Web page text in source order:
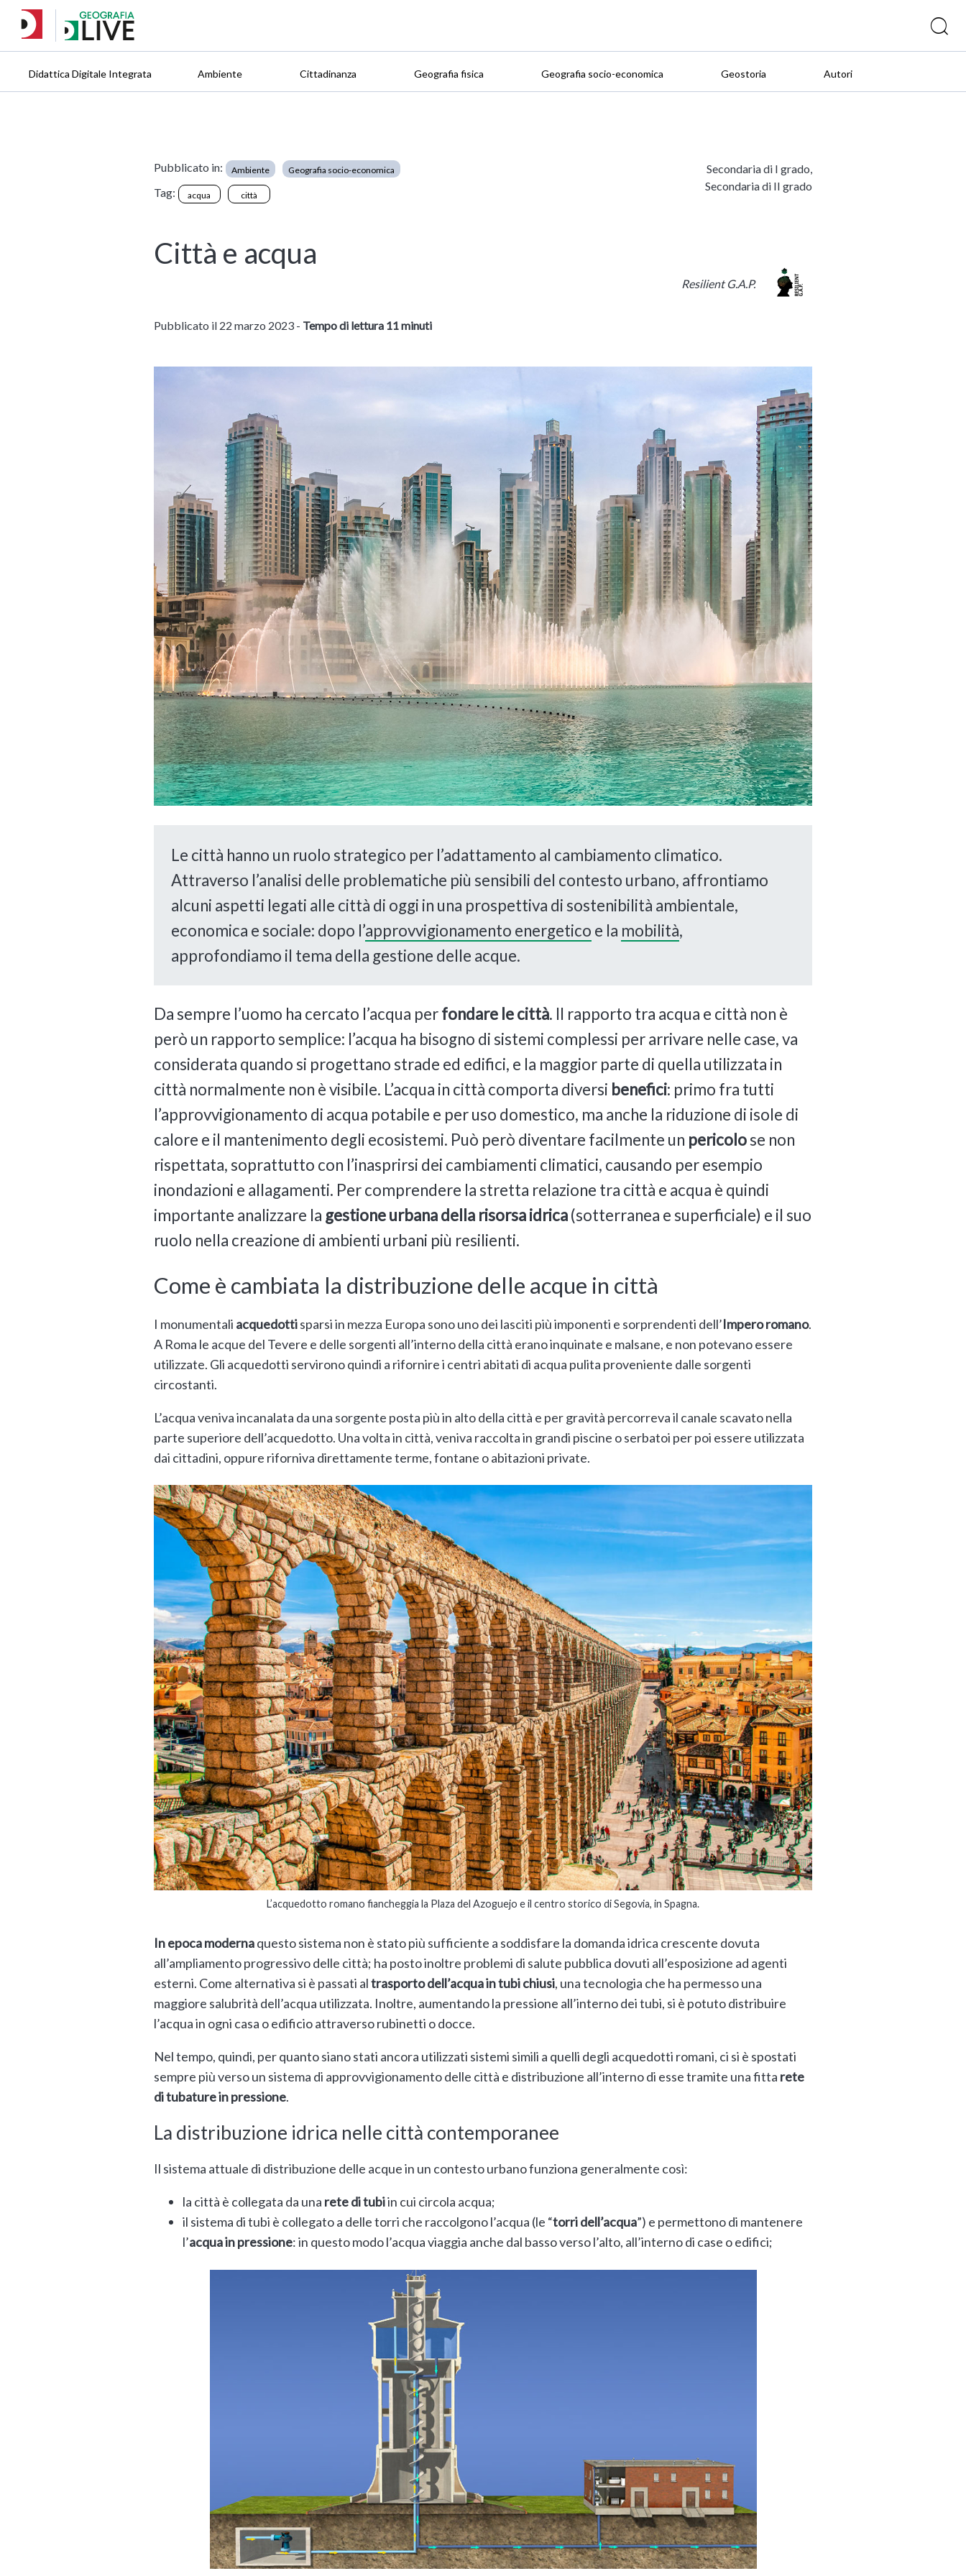
Didattica Digitale Integrata Ambiente Cittadinanza Geografia fisica Geografia socio-economica Geostoria Autori
Pubblicato in: Ambiente Geografia socio-economica
Tag: acqua città
Secondaria di I grado,
Secondaria di II grado
Città e acqua
Resilient G.A.P.
Pubblicato il 22 marzo 2023 - Tempo di lettura 11 minuti
Le città hanno un ruolo strategico per l’adattamento al cambiamento climatico.
Attraverso l’analisi delle problematiche più sensibili del contesto urbano, affrontiamo
alcuni aspetti legati alle città di oggi in una prospettiva di sostenibilità ambientale,
economica e sociale: dopo l’approvvigionamento energetico e la mobilità,
approfondiamo il tema della gestione delle acque.
Da sempre l’uomo ha cercato l’acqua perfondare le città. Il rapporto tra acqua e città non è
però un rapporto semplice: l’acqua ha bisogno di sistemi complessi per arrivare nelle case, va
considerata quando si progettano strade ed edifici, e la maggior parte di quella utilizzata in
città normalmente non è visibile. L’acqua in città comporta diversi benefici: primo fra tutti
l’approvvigionamento di acqua potabile e per uso domestico, ma anche la riduzione di isole di
calore e il mantenimento degli ecosistemi. Può però diventare facilmente un pericolose non
rispettata, soprattutto con l’inasprirsi dei cambiamenti climatici, causando per esempio
inondazioni e allagamenti. Per comprendere la stretta relazione tra città e acqua è quindi
importante analizzare la gestione urbana della risorsa idrica(sotterranea e superficiale) e il suo
ruolo nella creazione di ambienti urbani più resilienti.
Come è cambiata la distribuzione delle acque in città
I monumentali acquedottisparsi in mezza Europa sono uno dei lasciti più imponenti e sorprendenti dell’Impero romano.
A Roma le acque del Tevere e delle sorgenti all’interno della città erano inquinate e malsane, e non potevano essere
utilizzate. Gli acquedotti servirono quindi a rifornire i centri abitati di acqua pulita proveniente dalle sorgenti
circostanti.
L’acqua veniva incanalata da una sorgente posta più in alto della città e per gravità percorreva il canale scavato nella
parte superiore dell’acquedotto. Una volta in città, veniva raccolta in grandi piscine o serbatoi per poi essere utilizzata
dai cittadini, oppure riforniva direttamente terme, fontane o abitazioni private.
L’acquedotto romano fiancheggia la Plaza del Azoguejo e il centro storico di Segovia, in Spagna.
In epoca modernaquesto sistema non è stato più sufficiente a soddisfare la domanda idrica crescente dovuta
all’ampliamento progressivo delle città; ha posto inoltre problemi di salute pubblica dovuti all’esposizione ad agenti
esterni. Come alternativa si è passati altrasporto dell’acqua in tubi chiusi, una tecnologia che ha permesso una
maggiore salubrità dell’acqua utilizzata. Inoltre, aumentando la pressione all’interno dei tubi, si è potuto distribuire
l’acqua in ogni casa o edificio attraverso rubinetti o docce.
Nel tempo, quindi, per quanto siano stati ancora utilizzati sistemi simili a quelli degli acquedotti romani, ci si è spostati
sempre più verso un sistema di approvvigionamento delle città e distribuzione all’interno di esse tramite una fitta rete
di tubature in pressione.
La distribuzione idrica nelle città contemporanee
Il sistema attuale di distribuzione delle acque in un contesto urbano funziona generalmente così:
la città è collegata da una rete di tubiin cui circola acqua;
il sistema di tubi è collegato a delle torri che raccolgono l’acqua (le “torri dell’acqua”) e permettono di mantenere
l’acqua in pressione: in questo modo l’acqua viaggia anche dal basso verso l’alto, all’interno di case o edifici;